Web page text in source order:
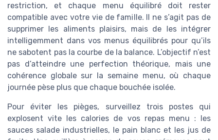
restriction, et chaque menu équilibré doit rester
compatible avec votre vie de famille. Il ne s’agit pas de
supprimer les aliments plaisirs, mais de les intégrer
intelligemment dans vos menus équilibrés pour qu’ils
ne sabotent pas la courbe de la balance. L’objectif n’est
pas d’atteindre une perfection théorique, mais une
cohérence globale sur la semaine menu, où chaque
journée pèse plus que chaque bouchée isolée.
Pour éviter les pièges, surveillez trois postes qui
explosent vite les calories de vos repas menu : les
sauces salade industrielles, le pain blanc et les jus de